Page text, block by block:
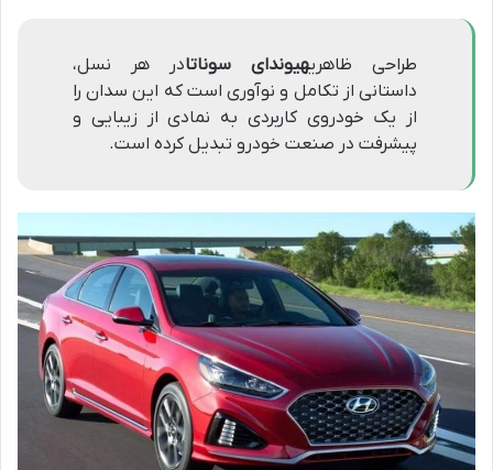
طراحی ظاهریهیوندای سوناتادر هر نسل،
داستانی از تکامل و نوآوری است که این سدان را
از یک خودروی کاربردی به نمادی از زیبایی و
پیشرفت در صنعت خودرو تبدیل کرده است.